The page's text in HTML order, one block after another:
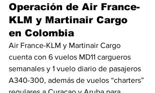
Operación de Air France-
KLM y Martinair Cargo
en Colombia
Air France-KLM y Martinair Cargo
cuenta con 6 vuelos MD11 cargueros
semanales y 1 vuelo diario de pasajeros
A340-300, además de vuelos “charters”